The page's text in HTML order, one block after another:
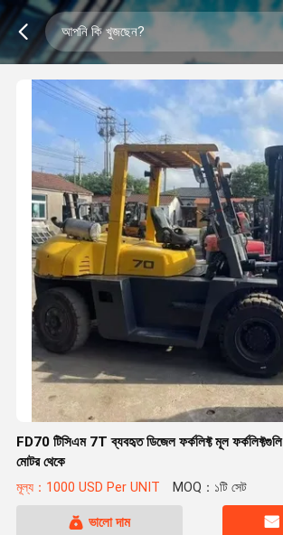
FD70 টিসিএম 7T ব্যবহৃত ডিজেল ফর্কলিফ্ট মূল ফর্কলিফ্টগুলি
মোটর থেকে
মূল্য：1000 USD Per UNIT MOQ：১টি সেট
ভালো দাম